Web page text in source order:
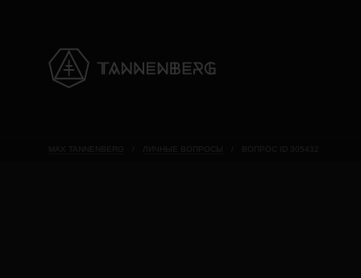
MAX TANNENBERG ЛИЧНЫЕ ВОПРОСЫ ВОПРОС ID 305432